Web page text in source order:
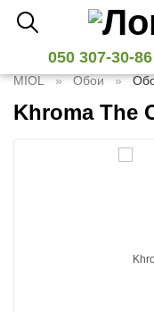
050 307-30-
MIOL Обои
Khroma The